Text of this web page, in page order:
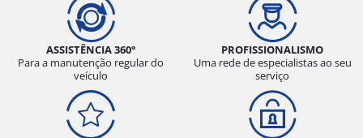
ASSISTÊNCIA 360°
Para a manutenção regular do
veículo
PROFISSIONALISMO
Uma rede de especialistas ao seu
serviço